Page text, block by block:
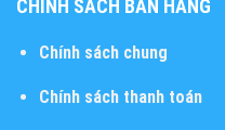
CHÍNH SÁCH BÁN HÀNG
Chính sách chung
Chính sách thanh toán